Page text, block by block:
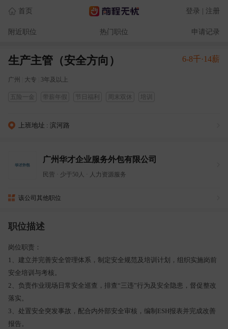
首页 登录 | 注册
附近职位 热门职位 申请记录
生产主管（安全方向） 6-8千·14薪
广州 大专 3年及以上
五险一金 带薪年假 节日福利 周末双休 培训
上班地址 : 滨河路
广州华才企业服务外包有限公司
民营 少于50人 人力资源服务
该公司其他职位
职位描述
岗位职责：
1、建立并完善安全管理体系，制定安全规范及培训计划，组织实施岗前
安全培训与考核。
2、负责作业现场日常安全巡查，排查“三违”行为及安全隐患，督促整改
落实。
3、处置安全突发事故，配合内外部安全审核，编制ESH报表并完成改善
报告。